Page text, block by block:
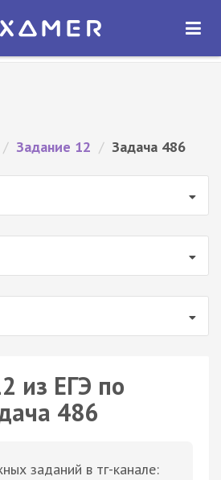
2027
ОТКРЫТЬ
/ Задание 12 / Задача 486
из ЕГЭ по
486
заданий в тг-канале: